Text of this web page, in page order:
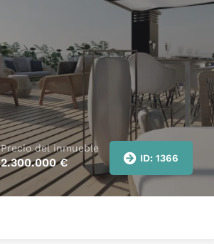
Precio del inmueble
2.300.000€ ID: 1366